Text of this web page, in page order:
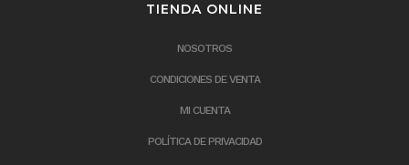
TIENDA ONLINE
NOSOTROS
CONDICIONES DE VENTA
MI CUENTA
POLÍTICA DE PRIVACIDAD